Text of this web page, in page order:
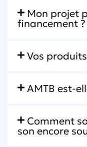
Mon projet
financement ?
Vos
AMTB est-
Comment
son encore